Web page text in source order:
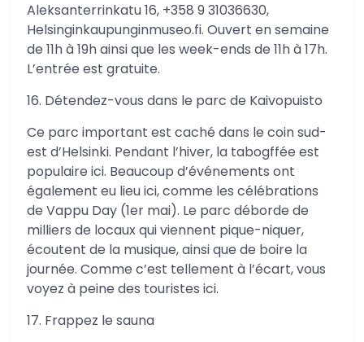
Aleksanterrinkatu 16, +358 9 31036630,
Helsinginkaupunginmuseo.fi. Ouvert en semaine
de 11h à 19h ainsi que les week-ends de 11h à 17h.
L’entrée est gratuite.
16. Détendez-vous dans le parc de Kaivopuisto
Ce parc important est caché dans le coin sud-
est d’Helsinki. Pendant l’hiver, la tabogffée est
populaire ici. Beaucoup d’événements ont
également eu lieu ici, comme les célébrations
de Vappu Day (1er mai). Le parc déborde de
milliers de locaux qui viennent pique-niquer,
écoutent de la musique, ainsi que de boire la
journée. Comme c’est tellement à l’écart, vous
voyez à peine des touristes ici.
17. Frappez le sauna